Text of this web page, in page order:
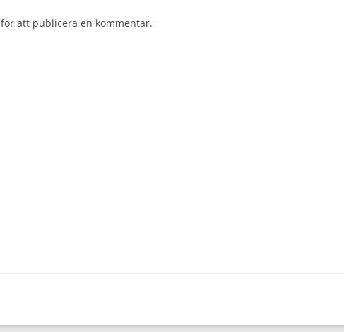
för att publicera en kommentar.